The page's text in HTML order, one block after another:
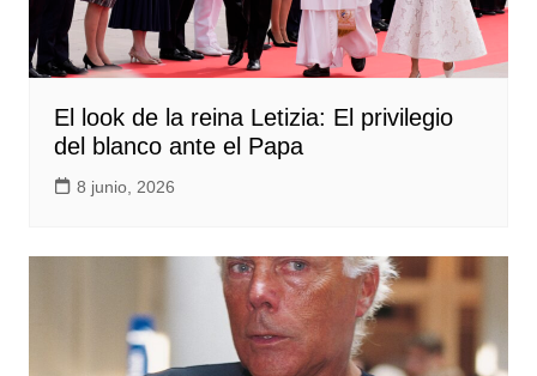
El look de la reina Letizia: El privilegio
del blanco ante el Papa
8 junio, 2026